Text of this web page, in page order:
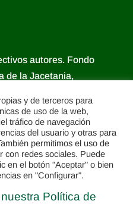
autores. Fondo
de la Jacetania,
y de terceros para
de uso de la web,
tráfico de navegación
del usuario y otras para
permitimos el uso de
con redes sociales. Puede
en el botón "Aceptar" o bien
en "Configurar".
Política de